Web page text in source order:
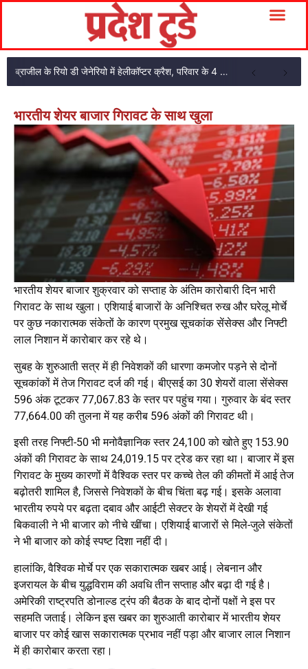
ब्राजील के रियो डी जेनेरियो में हेलीकॉप्टर क्रैश, परिवार के 4 सदस्यों की मौत
भारतीय शेयर बाजार गिरावट के साथ खुला
भारतीय शेयर बाजार शुक्रवार को सप्ताह के अंतिम कारोबारी दिन भारी
गिरावट के साथ खुला। एशियाई बाजारों के अनिश्चित रुख और घरेलू मोर्चे
पर कुछ नकारात्मक संकेतों के कारण प्रमुख सूचकांक सेंसेक्स और निफ्टी
लाल निशान में कारोबार कर रहे थे।
सुबह के शुरुआती सत्र में ही निवेशकों की धारणा कमजोर पड़ने से दोनों
सूचकांकों में तेज गिरावट दर्ज की गई। बीएसई का 30 शेयरों वाला सेंसेक्स
596 अंक टूटकर 77,067.83 के स्तर पर पहुंच गया। गुरुवार के बंद स्तर
77,664.00 की तुलना में यह करीब 596 अंकों की गिरावट थी।
इसी तरह निफ्टी-50 भी मनोवैज्ञानिक स्तर 24,100 को खोते हुए 153.90
अंकों की गिरावट के साथ 24,019.15 पर ट्रेड कर रहा था। बाजार में इस
गिरावट के मुख्य कारणों में वैश्विक स्तर पर कच्चे तेल की कीमतों में आई तेज
बढ़ोतरी शामिल है, जिससे निवेशकों के बीच चिंता बढ़ गई। इसके अलावा
भारतीय रुपये पर बढ़ता दबाव और आईटी सेक्टर के शेयरों में देखी गई
बिकवाली ने भी बाजार को नीचे खींचा। एशियाई बाजारों से मिले-जुले संकेतों
ने भी बाजार को कोई स्पष्ट दिशा नहीं दी।
हालांकि, वैश्विक मोर्चे पर एक सकारात्मक खबर आई। लेबनान और
इजरायल के बीच युद्धविराम की अवधि तीन सप्ताह और बढ़ा दी गई है।
अमेरिकी राष्ट्रपति डोनाल्ड ट्रंप की बैठक के बाद दोनों पक्षों ने इस पर
सहमति जताई। लेकिन इस खबर का शुरुआती कारोबार में भारतीय शेयर
बाजार पर कोई खास सकारात्मक प्रभाव नहीं पड़ा और बाजार लाल निशान
में ही कारोबार करता रहा।